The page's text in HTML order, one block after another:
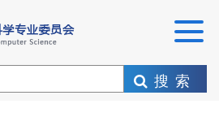
搜索